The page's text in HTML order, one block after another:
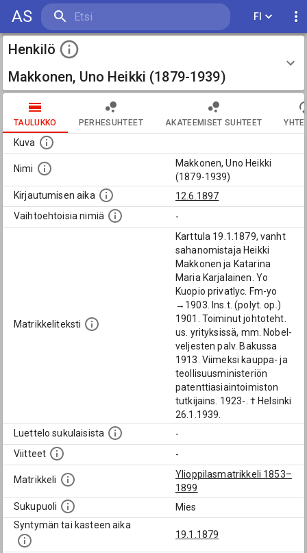
AS FI
Henkilö
Makkonen, Uno Heikki (1879-1939)
TAULUKKO PERHESUHTEET AKATEEMISET SUHTEET
Kuva
Nimi
Makkonen, Uno Heikki
(1879-1939)
Kirjautumisen aika
12.6.1897
Vaihtoehtoisia nimiä
-
Matrikkeliteksti
Karttula 19.1.1879, vanht
sahanomistaja Heikki
Makkonen ja Katarina
Maria Karjalainen. Yo
Kuopio privatlyc. Fm-yo
→1903. Ins.t. (polyt. op.)
1901. Toiminut johtoteht.
us. yrityksissä, mm. Nobel-
veljesten palv. Bakussa
1913. Viimeksi kauppa- ja
teollisuusministeriön
patenttiasiaintoimiston
tutkijains. 1923-. † Helsinki
26.1.1939.
Luettelo sukulaisista
-
Viitteet
-
Matrikkeli
Ylioppilasmatrikkeli 1853–
1899
Sukupuoli
Mies
Syntymän tai kasteen aika
19.1.1879